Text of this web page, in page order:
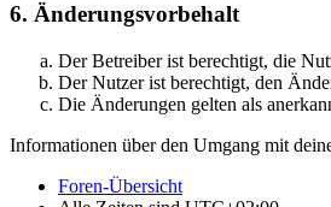
6. Änderungsvorbehalt
Der Betreiber ist berechtigt, die
Der Nutzer ist berechtigt, den
Die Änderungen gelten als
Informationen über den Umgang mit
Foren-Übersicht